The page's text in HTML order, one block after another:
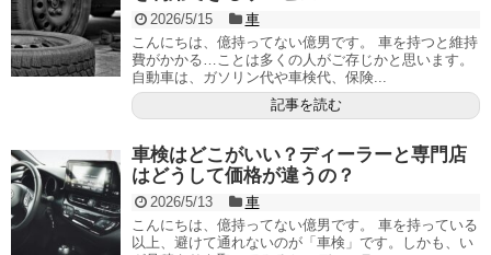
2026/5/15
車
こんにちは、億持ってない億男です。 車を持つと維持
費がかかる…ことは多くの人がご存じかと思います。
自動車は、ガソリン代や車検代、保険...
記事を読む
車検はどこがいい？ディーラーと専門店
はどうして価格が違うの？
2026/5/13
車
こんにちは、億持ってない億男です。 車を持っている
以上、避けて通れないのが「車検」です。しかも、い